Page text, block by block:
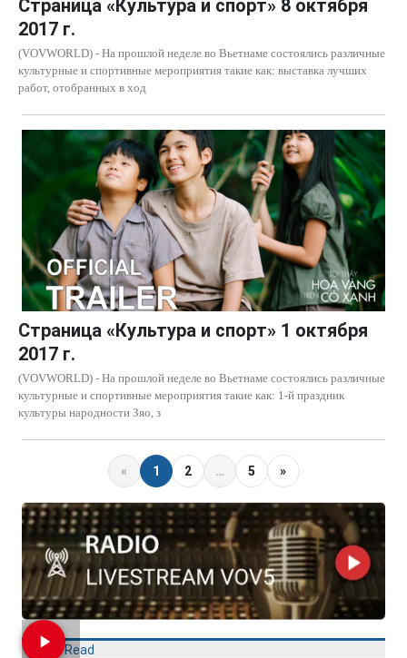
Страница «Культура и спорт» 8 октября
2017 г.
(VOVWORLD) - На прошлой неделе во Вьетнаме состоялись различные
культурные и спортивные мероприятия такие как: выставка лучших
работ, отобранных в ход
Страница «Культура и спорт» 1 октября
2017 г.
(VOVWORLD) - На прошлой неделе во Вьетнаме состоялись различные
культурные и спортивные мероприятия такие как: 1-й праздник
культуры народности Зяо, з
« 1 2 … 5 »
Most Read